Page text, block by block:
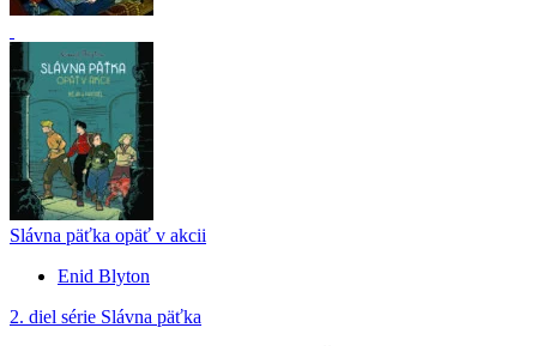
Slávna päťka opäť v akcii
Enid Blyton
2. diel série Slávna päťka